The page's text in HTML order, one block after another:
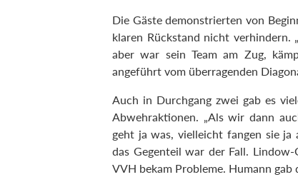
Die Gäste demonstrierten von
klaren Rückstand nicht verhindern.
aber war sein Team am Zug,
angeführt vom überragenden
Auch in Durchgang zwei gab es
Abwehraktionen. „Als wir dann
geht ja was, vielleicht fangen sie ja
das Gegenteil war der Fall.
VVH bekam Probleme. Humann